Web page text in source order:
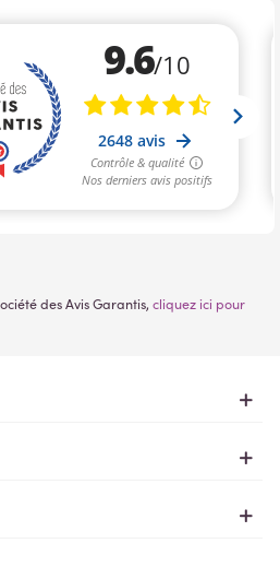
des Avis Garantis, cliquez ici pour